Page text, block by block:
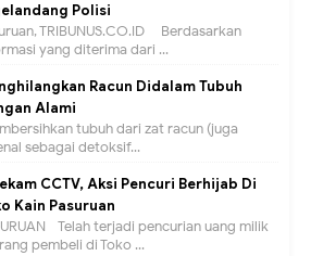
Polisi
TRIBUNUS.CO.ID - Berdasarkan
yang diterima dari ...
Racun Didalam Tubuh
Alami
tubuh dari zat racun (juga
sebagai detoksif...
CCTV, Aksi Pencuri Berhijab Di
Kain Pasuruan
- Telah terjadi pencurian uang milik
pembeli di Toko ...